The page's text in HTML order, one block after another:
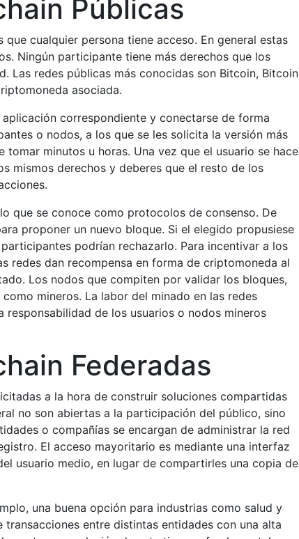
Públicas
cualquier persona tiene acceso. En general estas
Ningún participante tiene más derechos que los
Las redes públicas más conocidas son Bitcoin, Bitcoin
asociada.
correspondiente y conectarse de forma
o nodos, a los que se les solicita la versión más
minutos u horas. Una vez que el usuario se hace
mismos derechos y deberes que el resto de los
que se conoce como protocolos de consenso. De
proponer un nuevo bloque. Si el elegido propusiese
podrían rechazarlo. Para incentivar a los
redes dan recompensa en forma de criptomoneda al
Los nodos que compiten por validar los bloques,
mineros. La labor del minado en las redes
responsabilidad de los usuarios o nodos mineros
Federadas
a la hora de construir soluciones compartidas
no son abiertas a la participación del público, sino
o compañías se encargan de administrar la red
El acceso mayoritario es mediante una interfaz
usuario medio, en lugar de compartirles una copia de
una buena opción para industrias como salud y
entre distintas entidades con una alta